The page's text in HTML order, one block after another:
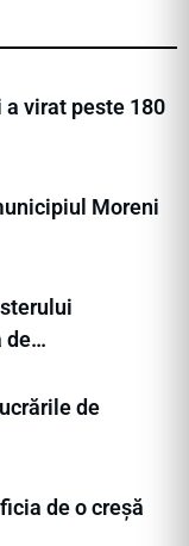
virat peste 180
Moreni
de…
de
de o creșă